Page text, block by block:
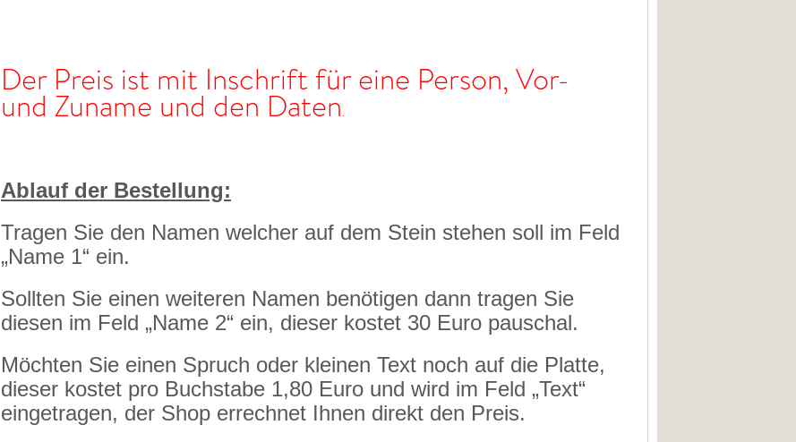
Der Preis ist mit Inschrift für eine Person, Vor-
und Zuname und den Daten.
Ablauf der Bestellung:
Tragen Sie den Namen welcher auf dem Stein stehen soll im Feld
„Name 1“ ein.
Sollten Sie einen weiteren Namen benötigen dann tragen Sie
diesen im Feld „Name 2“ ein, dieser kostet 30 Euro pauschal.
Möchten Sie einen Spruch oder kleinen Text noch auf die Platte,
dieser kostet pro Buchstabe 1,80 Euro und wird im Feld „Text“
eingetragen, der Shop errechnet Ihnen direkt den Preis.